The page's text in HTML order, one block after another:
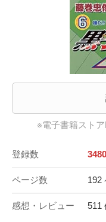
※電子書籍スト
登録数 3480
ページ数 192
感想・レビュー 511